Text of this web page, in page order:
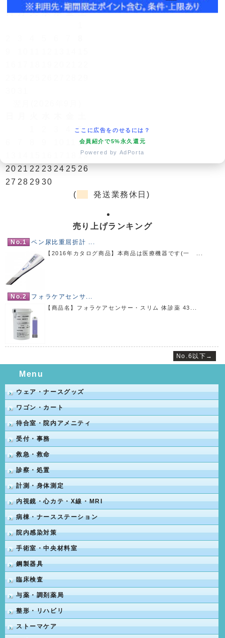
日 月 火 水 木 金 土
5
12
19
20 21 22 23 24 25 26
27 28 29 30
(
発送業務休日)
売り上げランキング
No.1 ペン尿比重屈折計 ...
【2016年カタログ商品】本商品は医療機器です(一 ...
No.2 フォラケアセンサ...
【商品名】フォラケアセンサー・スリム 体診薬 43...
No.6以下→
Menu
ウェア・ナースグッズ
ワゴン・カート
待合室・院内アメニティ
受付・事務
救急・救命
診察・処置
計測・身体測定
内視鏡・心カテ・X線・MRI
病棟・ナースステーション
院内感染対策
手術室・中央材料室
鋼製器具
臨床検査
与薬・調剤薬局
整形・リハビリ
ストーマケア
ここに広告をのせるには？
会員紹介で5%永久還元
Powered by AdPorta